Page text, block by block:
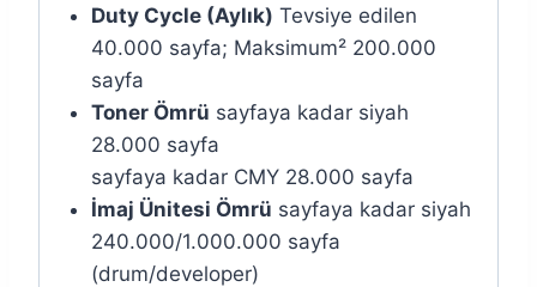
Duty Cycle (Aylık) Tevsiye edilen
40.000 sayfa; Maksimum² 200.000
sayfa
Toner Ömrü sayfaya kadar siyah
28.000 sayfa
sayfaya kadar CMY 28.000 sayfa
İmaj Ünitesi Ömrü sayfaya kadar siyah
240.000/1.000.000 sayfa
(drum/developer)